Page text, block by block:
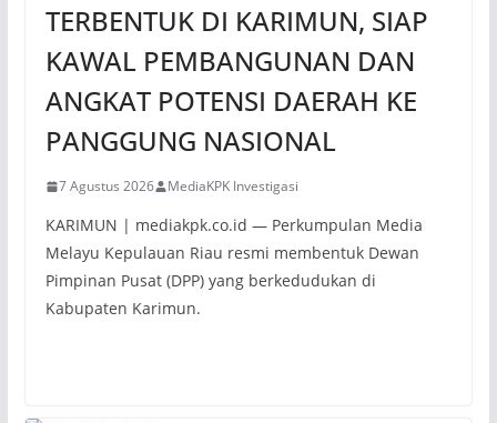
TERBENTUK DI KARIMUN, SIAP
KAWAL PEMBANGUNAN DAN
ANGKAT POTENSI DAERAH KE
PANGGUNG NASIONAL
7 Agustus 2026 MediaKPK Investigasi
KARIMUN | mediakpk.co.id — Perkumpulan Media
Melayu Kepulauan Riau resmi membentuk Dewan
Pimpinan Pusat (DPP) yang berkedudukan di
Kabupaten Karimun.